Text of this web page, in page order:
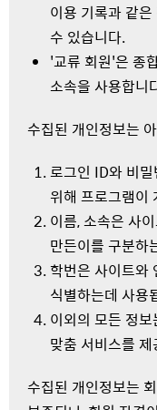
이용 기록과 같
수 있습니다.
'교류 회원'은 종
소속을 사용합니
수집된 개인정보는
로그인 ID와 비
위해 프로그램이
이름, 소속은 사
만든이를 구분하
학번은 사이트와
식별하는데 사용
이외의 모든 정
맞춤 서비스를
수집된 개인정보는